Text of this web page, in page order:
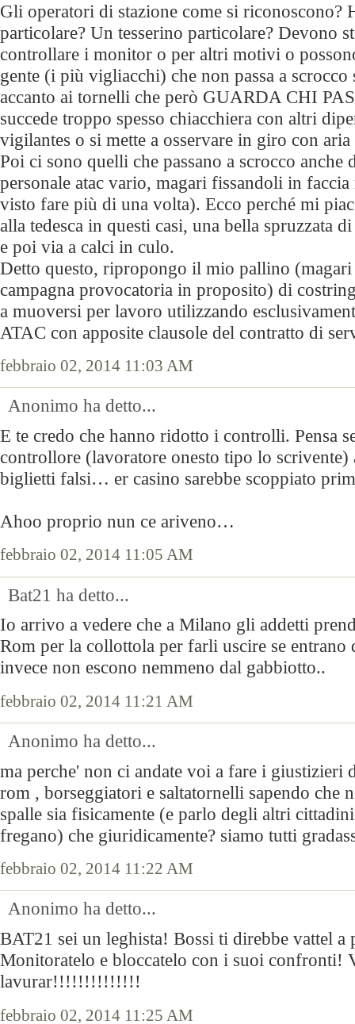
Gli operatori di stazione come si riconoscono?
particolare? Un tesserino particolare? Devono
controllare i monitor o per altri motivi o
gente (i più vigliacchi) che non passa a scrocco
accanto ai tornelli che però GUARDA CHI
succede troppo spesso chiacchiera con altri
vigilantes o si mette a osservare in giro con aria
Poi ci sono quelli che passano a scrocco anche
personale atac vario, magari fissandoli in
visto fare più di una volta). Ecco perché mi
alla tedesca in questi casi, una bella spruzzata
e poi via a calci in culo.
Detto questo, ripropongo il mio pallino
campagna provocatoria in proposito) di
a muoversi per lavoro utilizzando
ATAC con apposite clausole del contratto di
febbraio 02, 2014 11:03 AM
Anonimo ha detto...
E te credo che hanno ridotto i controlli. Pensa
controllore (lavoratore onesto tipo lo scrivente)
biglietti falsi… er casino sarebbe scoppiato
Ahoo proprio nun ce ariveno…
febbraio 02, 2014 11:05 AM
Bat21 ha detto...
Io arrivo a vedere che a Milano gli addetti
Rom per la collottola per farli uscire se entrano
invece non escono nemmeno dal gabbiotto..
febbraio 02, 2014 11:21 AM
Anonimo ha detto...
ma perche' non ci andate voi a fare i giustizieri
rom , borseggiatori e saltatornelli sapendo che
spalle sia fisicamente (e parlo degli altri
fregano) che giuridicamente? siamo tutti
febbraio 02, 2014 11:22 AM
Anonimo ha detto...
BAT21 sei un leghista! Bossi ti direbbe vattel a
Monitoratelo e bloccatelo con i suoi confronti!
lavurar!!!!!!!!!!!!!!
febbraio 02, 2014 11:25 AM